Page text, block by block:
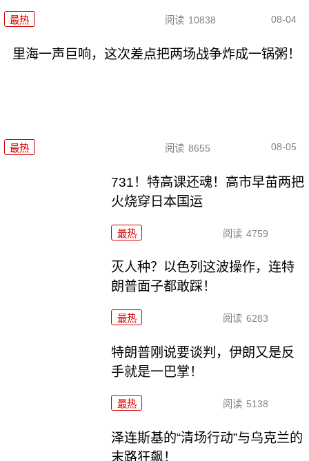
最热 阅读 10838 08-04
里海一声巨响，这次差点把两场战争炸成一锅粥！
最热 阅读 8655 08-05
731！特高课还魂！高市早苗两把
火烧穿日本国运
最热 阅读 4759
灭人种？以色列这波操作，连特
朗普面子都敢踩！
最热 阅读 6283
特朗普刚说要谈判，伊朗又是反
手就是一巴掌！
最热 阅读 5138
泽连斯基的“清场行动”与乌克兰的
末路狂飙！